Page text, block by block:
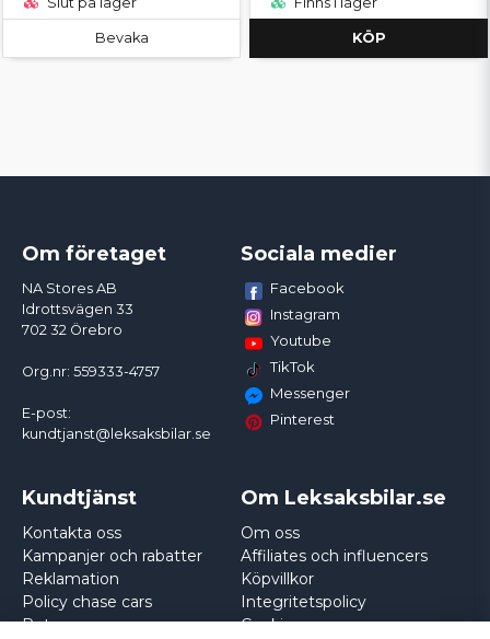
Bevaka KÖP
Om företaget
NA Stores AB
Idrottsvägen 33
702 32 Örebro
Org.nr: 559333-4757
E-post:
kundtjanst@leksaksbilar.se
Sociala medier
Facebook
Instagram
Youtube
TikTok
Messenger
Pinterest
Kundtjänst
Kontakta oss
Kampanjer och rabatter
Reklamation
Policy chase cars
Returnera
Om Leksaksbilar.se
Om oss
Affiliates och influencers
Köpvillkor
Integritetspolicy
Cookies